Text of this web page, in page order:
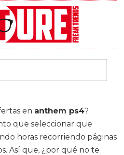
en anthem ps4?
que seleccionar que
horas recorriendo páginas
Así que, ¿por qué no te